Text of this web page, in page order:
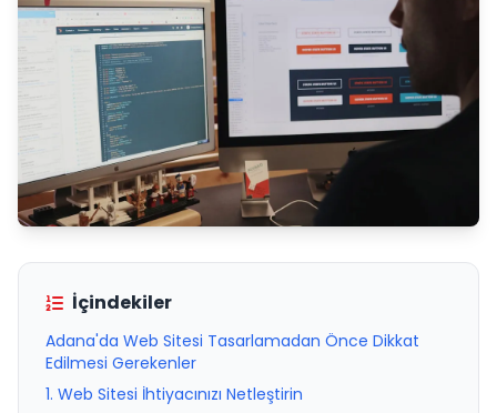
İçindekiler
Adana'da Web Sitesi Tasarlamadan Önce Dikkat
Edilmesi Gerekenler
1. Web Sitesi İhtiyacınızı Netleştirin